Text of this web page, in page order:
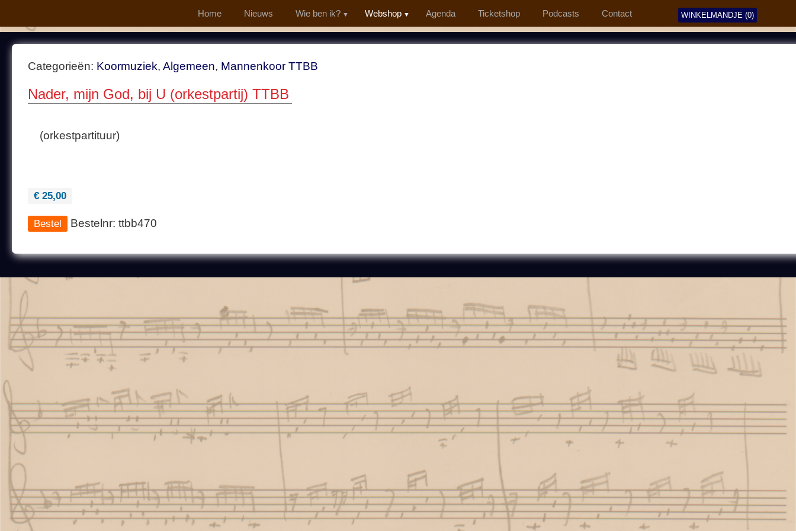
Home Nieuws Wie ben ik? Webshop Agenda Ticketshop Podcasts Contact WINKELMANDJE (0)
Categorieën: Koormuziek, Algemeen, Mannenkoor TTBB
Nader, mijn God, bij U (orkestpartij) TTBB
(orkestpartituur)
€ 25,00
Bestelnr: ttbb470